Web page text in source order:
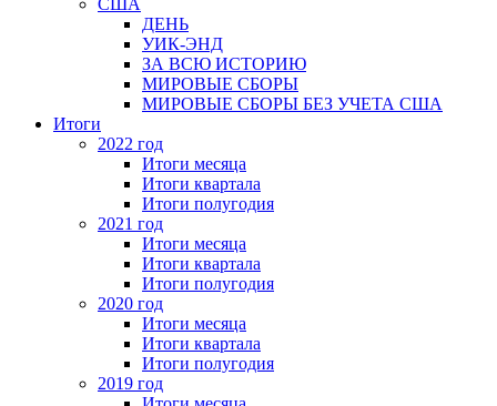
США
ДЕНЬ
УИК-ЭНД
ЗА ВСЮ ИСТОРИЮ
МИРОВЫЕ СБОРЫ
МИРОВЫЕ СБОРЫ БЕЗ УЧЕТА США
Итоги
2022 год
Итоги месяца
Итоги квартала
Итоги полугодия
2021 год
Итоги месяца
Итоги квартала
Итоги полугодия
2020 год
Итоги месяца
Итоги квартала
Итоги полугодия
2019 год